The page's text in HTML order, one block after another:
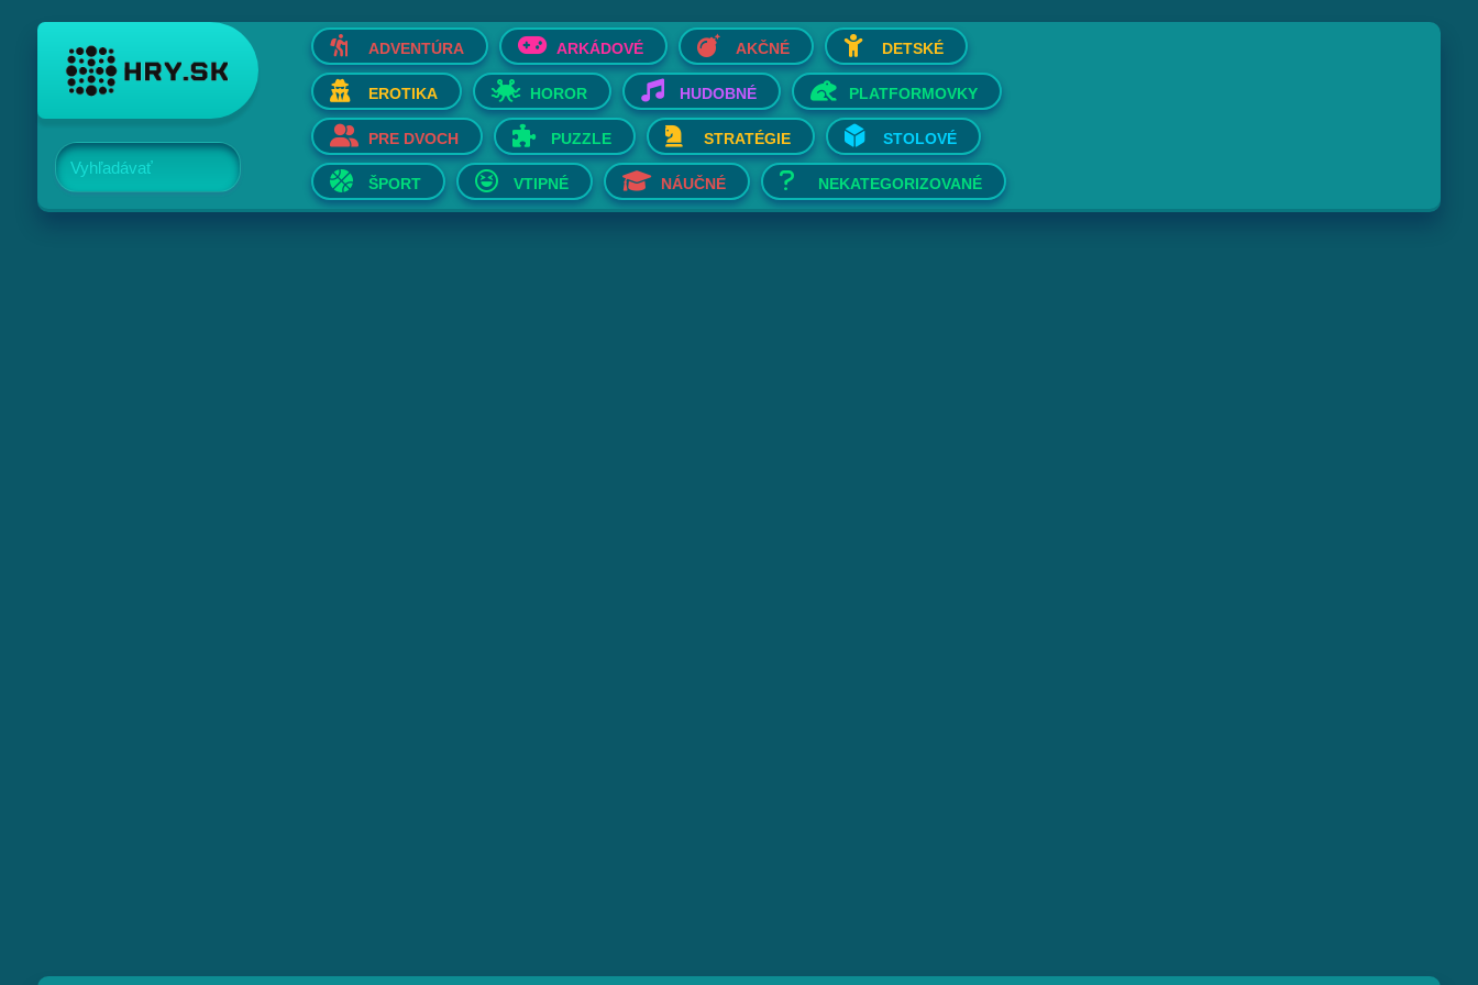
Vyhľadávať
ADVENTÚRA ARKÁDOVÉ AKČNÉ DETSKÉ
EROTIKA HOROR HUDOBNÉ PLATFORMOVKY
PRE DVOCH PUZZLE STRATÉGIE STOLOVÉ
ŠPORT VTIPNÉ NÁUČNÉ NEKATEGORIZOVANÉ